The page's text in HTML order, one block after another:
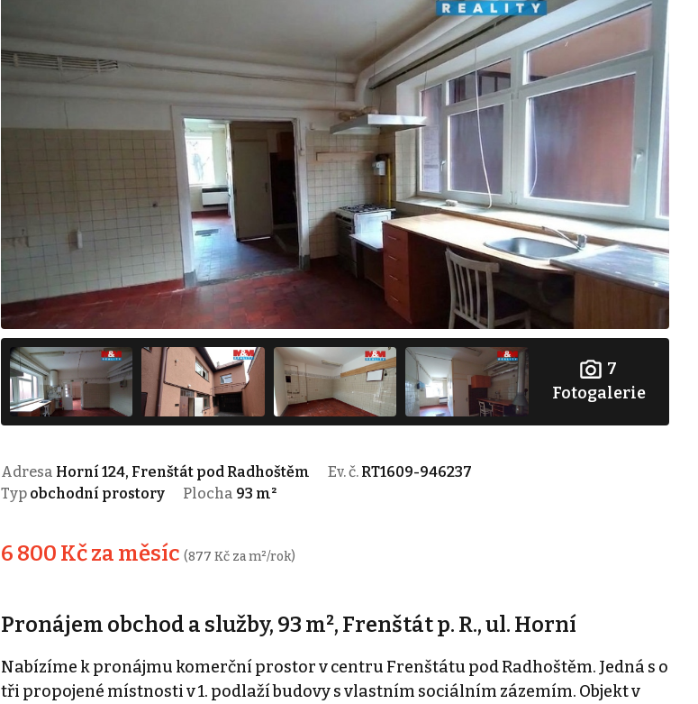
7
Fotogalerie
Adresa Horní 124, Frenštát pod Radhoštěm Ev. č. RT1609-946237
Typ obchodní prostory Plocha 93 m²
6 800 Kč za měsíc (877 Kč za m²/rok)
Pronájem obchod a služby, 93 m², Frenštát p. R., ul. Horní
Nabízíme k pronájmu komerční prostor v centru Frenštátu pod Radhoštěm. Jedná s o
tři propojené místnosti v 1. podlaží budovy s vlastním sociálním zázemím. Objekt v